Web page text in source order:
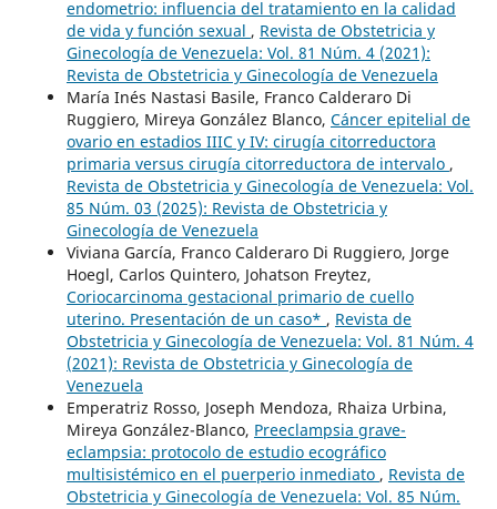
endometrio: influencia del tratamiento en la calidad
de vida y función sexual , Revista de Obstetricia y
Ginecología de Venezuela: Vol. 81 Núm. 4 (2021):
Revista de Obstetricia y Ginecología de Venezuela
María Inés Nastasi Basile, Franco Calderaro Di
Ruggiero, Mireya González Blanco, Cáncer epitelial de
ovario en estadios IIIC y IV: cirugía citorreductora
primaria versus cirugía citorreductora de intervalo ,
Revista de Obstetricia y Ginecología de Venezuela: Vol.
85 Núm. 03 (2025): Revista de Obstetricia y
Ginecología de Venezuela
Viviana García, Franco Calderaro Di Ruggiero, Jorge
Hoegl, Carlos Quintero, Johatson Freytez,
Coriocarcinoma gestacional primario de cuello
uterino. Presentación de un caso* , Revista de
Obstetricia y Ginecología de Venezuela: Vol. 81 Núm. 4
(2021): Revista de Obstetricia y Ginecología de
Venezuela
Emperatriz Rosso, Joseph Mendoza, Rhaiza Urbina,
Mireya González-Blanco, Preeclampsia grave-
eclampsia: protocolo de estudio ecográfico
multisistémico en el puerperio inmediato , Revista de
Obstetricia y Ginecología de Venezuela: Vol. 85 Núm.